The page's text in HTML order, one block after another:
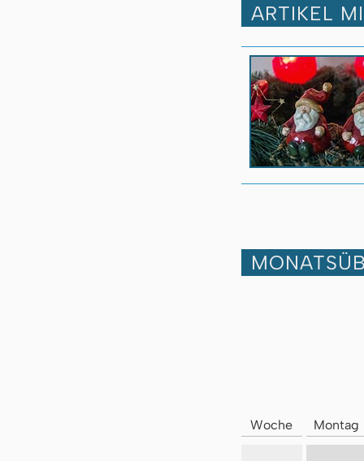
ARTIKEL
Woche Montag